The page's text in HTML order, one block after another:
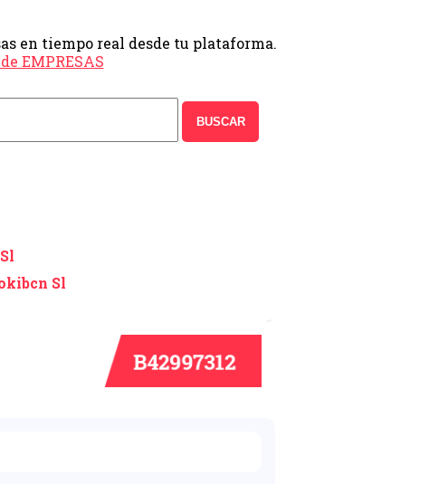
en tiempo real desde tu plataforma.
EMPRESAS
BUSCAR
Sl